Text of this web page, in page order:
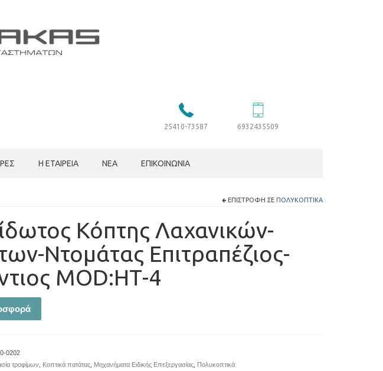
25410-73587 6932435509
Η ΕΤΑΙΡΕΊΑ ΝΈΑ ΕΠΙΚΟΙΝΩΝΊΑ
ΕΠΙΣΤΡΟΦΉ ΣΕ ΠΟΛΥΚΟΠΤΙΚΆ
Κόπτης Λαχανικών-
Ντομάτας Επιτραπέζιος-
MOD:HΤ-4
0202
τροφίμων Κοπτικά πατάτας, Μηχανήματα Ειδικής Επεξεργασίας, Πολυκοπτικά